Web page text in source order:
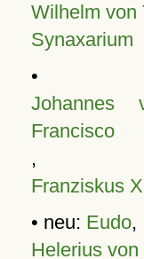
Wilhelm von
Synaxarium
•
Johannes
Francisco
,
Franziskus
• neu: Eudo,
Helerius von